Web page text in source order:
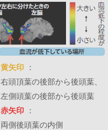
黄矢印 ：
右頭頂葉の後部から後頭葉、
左側頭葉の後部から後頭葉
赤矢印 ：
両側後頭葉の内側